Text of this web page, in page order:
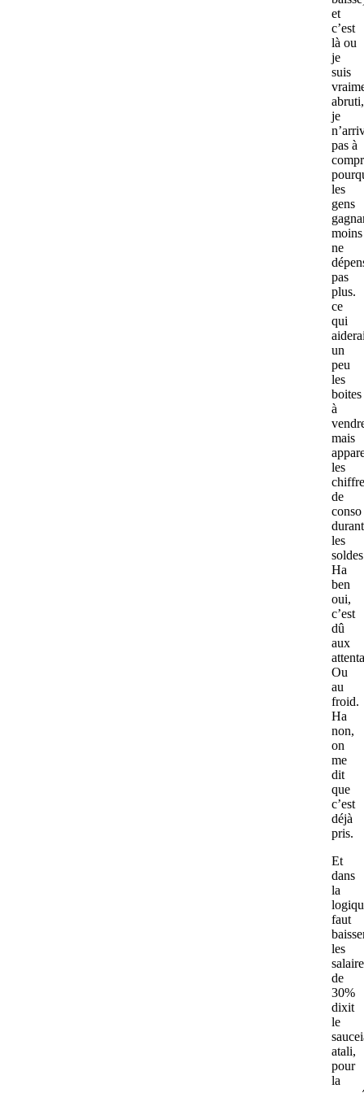
et
c’est
là ou
je
suis
abruti,
je
pas à
les
gens
moins
ne
pas
plus.
ce
qui
un
peu
les
boites
à
mais
les
de
conso
durant
les
Ha
ben
oui,
c’est
dû
aux
Ou
au
froid.
Ha
non,
on
me
dit
que
c’est
déjà
pris.
Et
dans
la
faut
les
de
30%
dixit
le
atali,
pour
la